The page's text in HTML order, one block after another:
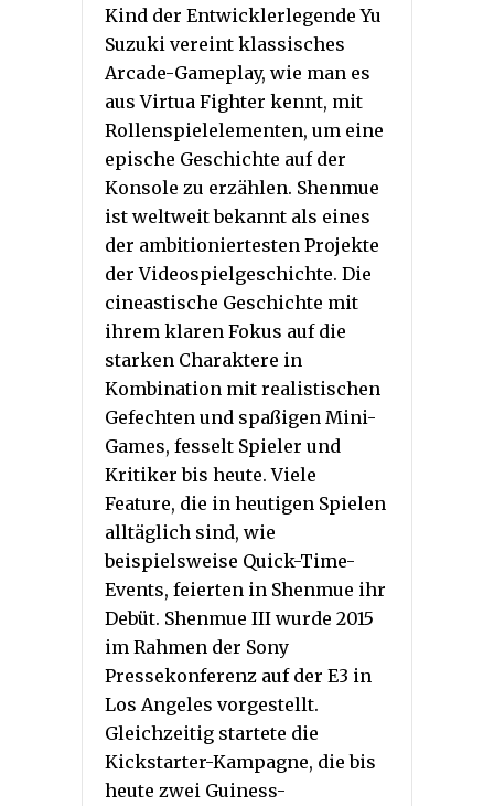
Kind der Entwicklerlegende Yu
Suzuki vereint klassisches
Arcade-Gameplay, wie man es
aus Virtua Fighter kennt, mit
Rollenspielelementen, um eine
epische Geschichte auf der
Konsole zu erzählen. Shenmue
ist weltweit bekannt als eines
der ambitioniertesten Projekte
der Videospielgeschichte. Die
cineastische Geschichte mit
ihrem klaren Fokus auf die
starken Charaktere in
Kombination mit realistischen
Gefechten und spaßigen Mini-
Games, fesselt Spieler und
Kritiker bis heute. Viele
Feature, die in heutigen Spielen
alltäglich sind, wie
beispielsweise Quick-Time-
Events, feierten in Shenmue ihr
Debüt. Shenmue III wurde 2015
im Rahmen der Sony
Pressekonferenz auf der E3 in
Los Angeles vorgestellt.
Gleichzeitig startete die
Kickstarter-Kampagne, die bis
heute zwei Guiness-